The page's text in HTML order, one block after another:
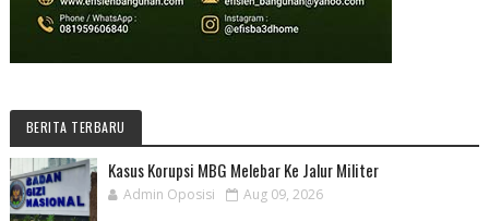
BERITA TERBARU
Kasus Korupsi MBG Melebar Ke Jalur Militer
Admin Oposisi Aug 09, 2026